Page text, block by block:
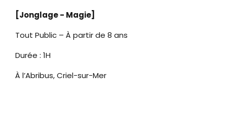
[Jonglage - Magie]
Tout Public – À partir de 8 ans
Durée : 1H
À l’Abribus, Criel-sur-Mer